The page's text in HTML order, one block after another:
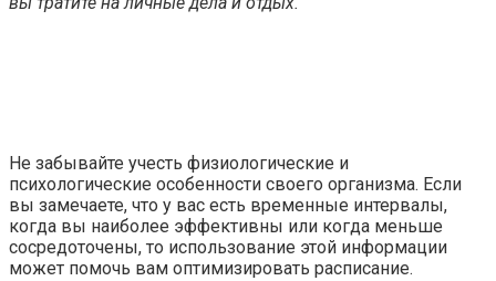
Не забывайте учесть физиологические и
психологические особенности своего организма. Если
вы замечаете, что у вас есть временные интервалы,
когда вы наиболее эффективны или когда меньше
сосредоточены, то использование этой информации
может помочь вам оптимизировать расписание.